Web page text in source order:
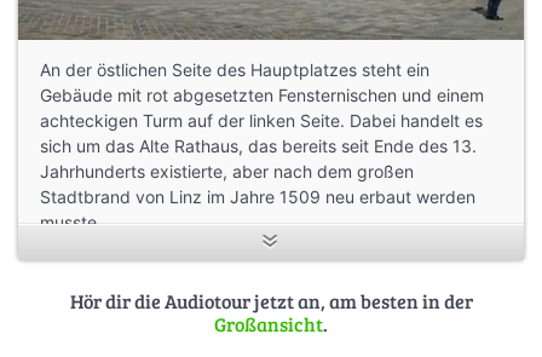
An der östlichen Seite des Hauptplatzes steht ein
Gebäude mit rot abgesetzten Fensternischen und einem
achteckigen Turm auf der linken Seite. Dabei handelt es
sich um das Alte Rathaus, das bereits seit Ende des 13.
Jahrhunderts existierte, aber nach dem großen
Stadtbrand von Linz im Jahre 1509 neu erbaut werden
musste.
Hör dir die Audiotour jetzt an, am besten in der
Großansicht.